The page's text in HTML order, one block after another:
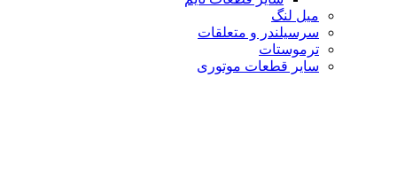
میل لنگ
سرسیلندر و متعلقات
ترموستات
سایر قطعات موتوری